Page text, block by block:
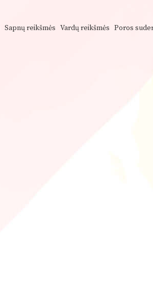
Sapnų reikšmės Vardų reikšmės Poros